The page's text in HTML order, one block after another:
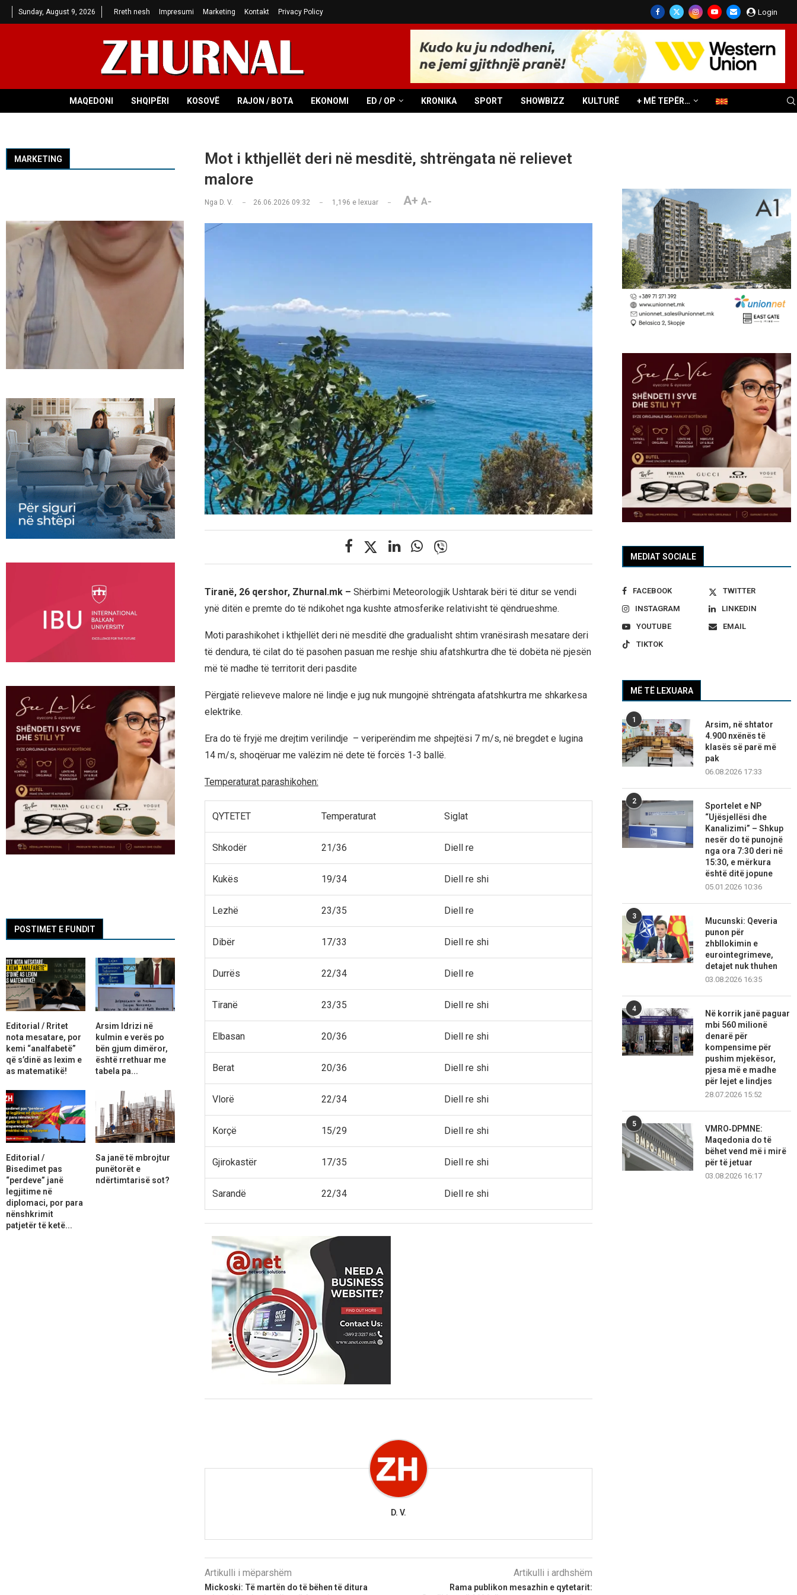
Sunday, August 9, 2026 Rreth nesh Impresumi Marketing Kontakt Privacy Policy Login
MAQEDONI SHQIPËRI KOSOVË RAJON / BOTA EKONOMI ED / OP KRONIKA SPORT SHOWBIZZ KULTURË + MË TEPËR…
Mot i kthjellët deri në mesditë, shtrëngata në relievet
malore
Nga D. V. 26.06.2026 09:32 1,196 e lexuar A+ A-
Tiranë, 26 qershor, Zhurnal.mk – Shërbimi Meteorologjik Ushtarak bëri të ditur se vendi
ynë ditën e premte do të ndikohet nga kushte atmosferike relativisht të qëndrueshme.
Moti parashikohet i kthjellët deri në mesditë dhe gradualisht shtim vranësirash mesatare deri
të dendura, të cilat do të pasohen pasuan me reshje shiu afatshkurtra dhe të dobëta në pjesën
më të madhe të territorit deri pasdite
Përgjatë relieveve malore në lindje e jug nuk mungojnë shtrëngata afatshkurtra me shkarkesa
elektrike.
Era do të fryjë me drejtim verilindje – veriperëndim me shpejtësi 7 m/s, në bregdet e lugina
14 m/s, shoqëruar me valëzim në dete të forcës 1-3 ballë.
Temperaturat parashikohen:
QYTETET Temperaturat Siglat
Shkodër 21/36 Diell re
Kukës 19/34 Diell re shi
Lezhë 23/35 Diell re
Dibër 17/33 Diell re shi
Durrës 22/34 Diell re
Tiranë 23/35 Diell re shi
Elbasan 20/36 Diell re shi
Berat 20/36 Diell re shi
Vlorë 22/34 Diell re shi
Korçë 15/29 Diell re shi
Gjirokastër 17/35 Diell re shi
Sarandë 22/34 Diell re shi
D. V.
Artikulli i mëparshëm
Mickoski: Të martën do të bëhen të ditura
Artikulli i ardhshëm
Rama publikon mesazhin e qytetarit:
MEDIAT SOCIALE
FACEBOOK
TWITTER
INSTAGRAM
LINKEDIN
YOUTUBE
EMAIL
TIKTOK
MË TË LEXUARA
1
Arsim, në shtator
4.900 nxënës të
klasës së parë më
pak
06.08.2026 17:33
2
Sportelet e NP
“Ujësjellësi dhe
Kanalizimi” – Shkup
nesër do të punojnë
nga ora 7:30 deri në
15:30, e mërkura
është ditë jopune
05.01.2026 10:36
3
Mucunski: Qeveria
punon për
zhbllokimin e
eurointegrimeve,
detajet nuk thuhen
03.08.2026 16:35
4
Në korrik janë paguar
mbi 560 milionë
denarë për
kompensime për
pushim mjekësor,
pjesa më e madhe
për lejet e lindjes
28.07.2026 15:52
5
VMRO‑DPMNE:
Maqedonia do të
bëhet vend më i mirë
për të jetuar
03.08.2026 16:17
MARKETING
POSTIMET E FUNDIT
Editorial / Rritet
nota mesatare, por
kemi “analfabetë”
që s’dinë as lexim e
as matematikë!
Arsim Idrizi në
kulmin e verës po
bën gjum dimëror,
është rrethuar me
tabela pa...
Editorial /
Bisedimet pas
“perdeve” janë
legjitime në
diplomaci, por para
nënshkrimit
patjetër të ketë...
Sa janë të mbrojtur
punëtorët e
ndërtimtarisë sot?